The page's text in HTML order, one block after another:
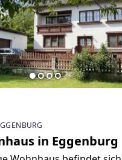
in Eggenburg